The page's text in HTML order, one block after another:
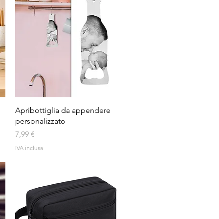
Vista rapida
Apribottiglia da appendere
personalizzato
Prezzo
7,99 €
IVA inclusa